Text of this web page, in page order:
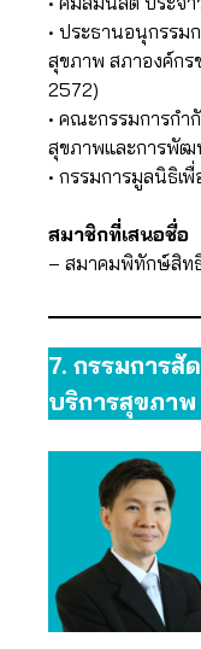
• ประธานอนุกรร
สุขภาพ สภาองค์กร
2572)
• คณะกรรมการกำ
สุขภาพและการพัฒ
• กรรมการมูลนิธิเ
สมาชิกที่เสนอชื่อ
– สมาคมพิทักษ์สิท
7. กรรมการสั
บริการสุขภาพ